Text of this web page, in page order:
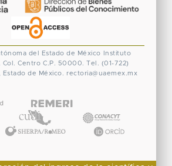
del Estado de México
Instituto
Col. Centro C.P. 50000. Tel. (01-722)
Estado de México. rectoria@uaemex.mx